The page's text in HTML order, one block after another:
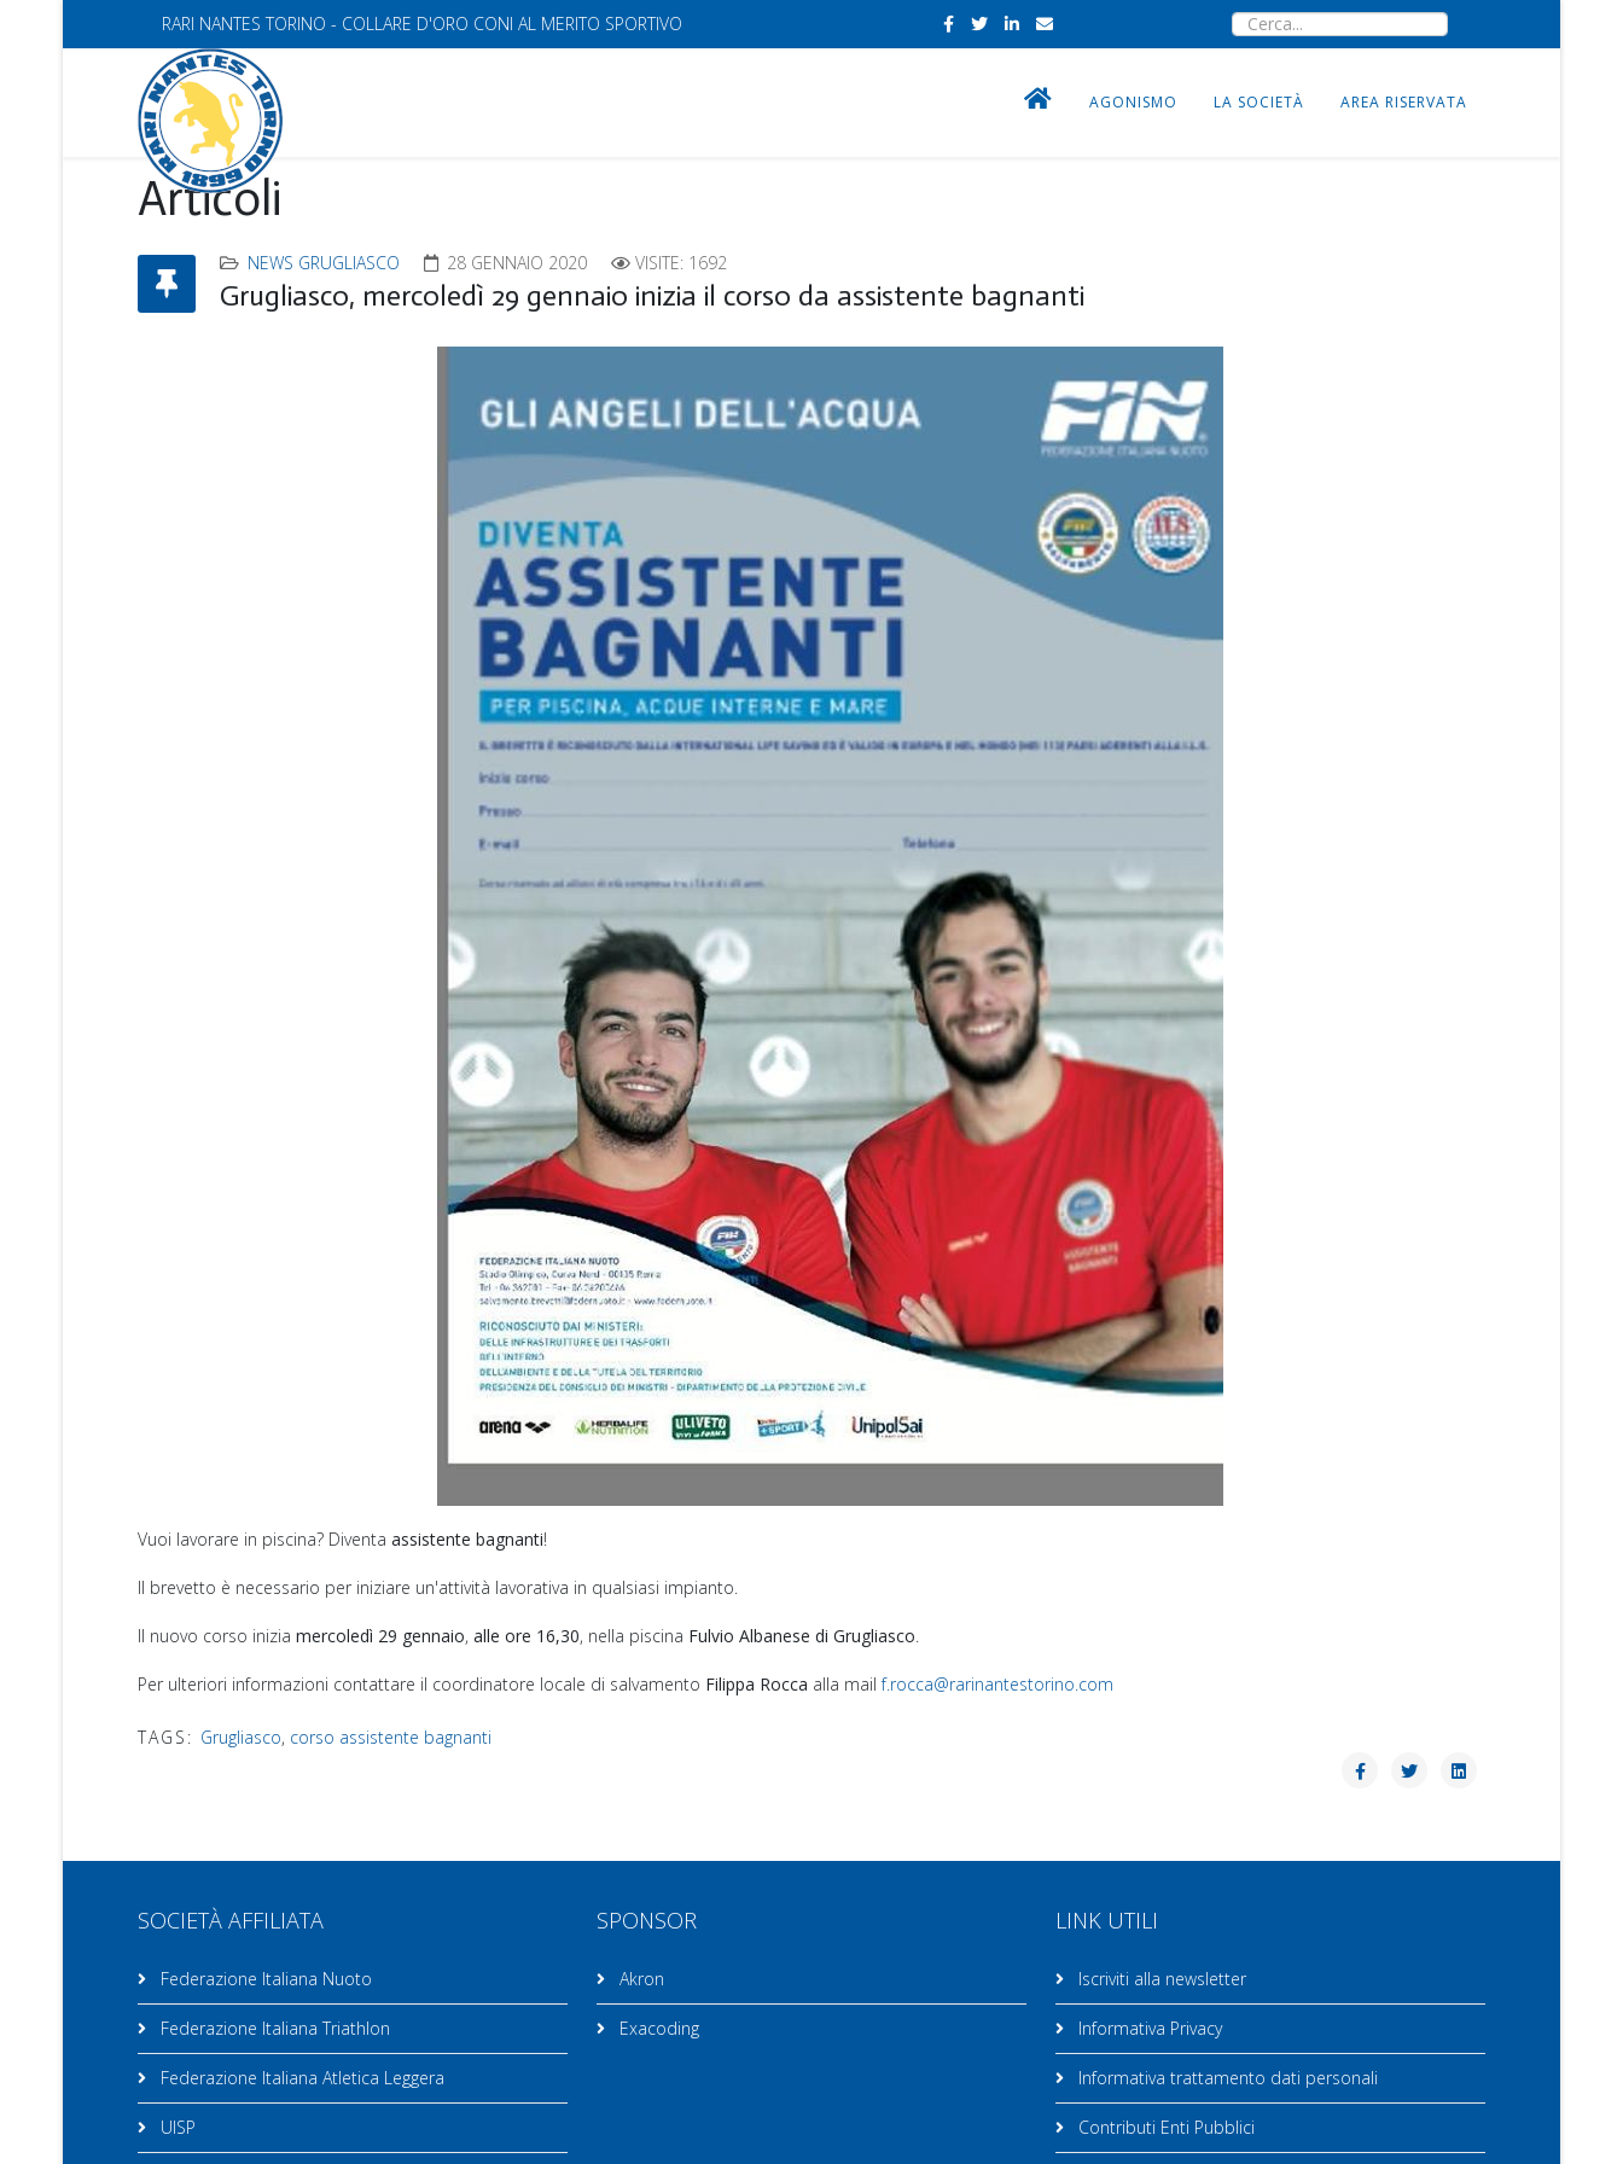
RARI NANTES TORINO - COLLARE D'ORO CONI AL MERITO SPORTIVO
AGONISMO LA SOCIETÀ AREA RISERVATA
Articoli
NEWS GRUGLIASCO 28 GENNAIO 2020 VISITE: 1692
Grugliasco, mercoledì 29 gennaio inizia il corso da assistente bagnanti
Vuoi lavorare in piscina? Diventa assistente bagnanti!
Il brevetto è necessario per iniziare un'attività lavorativa in qualsiasi impianto.
Il nuovo corso inizia mercoledì 29 gennaio, alle ore 16,30, nella piscina Fulvio Albanese di Grugliasco.
Per ulteriori informazioni contattare il coordinatore locale di salvamento Filippa Rocca alla mailf.rocca@rarinantestorino.com
TAGS: Grugliasco, corso assistente bagnanti
SOCIETÀ AFFILIATA
Federazione Italiana Nuoto
Federazione Italiana Triathlon
Federazione Italiana Atletica Leggera
UISP
SPONSOR
Akron
Exacoding
LINK UTILI
Iscriviti alla newsletter
Informativa Privacy
Informativa trattamento dati personali
Contributi Enti Pubblici